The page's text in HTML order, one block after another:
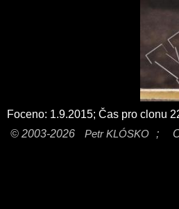
Foceno: 1.9.2015; Čas pro clonu
© 2003-2026
Petr KLÓSKO ;